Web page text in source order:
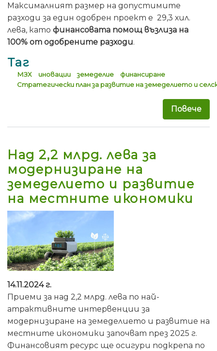
Максималният размер на допустимите
разходи за един одобрен проект е 29,3 хил.
лева, като финансовата помощ възлиза на
100% от одобрените разходи.
Таг
МЗХ иновации земеделие
финансиране
Стратегически план за развитие на земеделието и
Повече
Над 2,2 млрд. лева за
модернизиране на
земеделието и развитие
на местните икономики
14.11.2024 г.
Приеми за над 2,2 млрд. лева по най-
атрактивните интервенции за
модернизиране на земеделието и развитие на
местните икономики започват през 2025 г.
Финансовият ресурс ще осигури подкрепа по